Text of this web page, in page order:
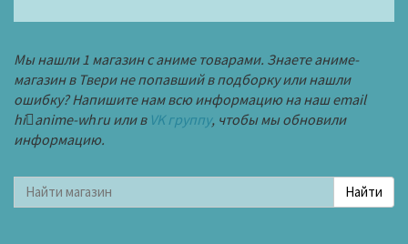
Мы нашли 1 магазин с аниме товарами. Знаете аниме-
магазин в Твери не попавший в подборку или нашли
ошибку? Напишите нам всю информацию на наш email
hi anime-whruили в VK группу, чтобы мы обновили
информацию.